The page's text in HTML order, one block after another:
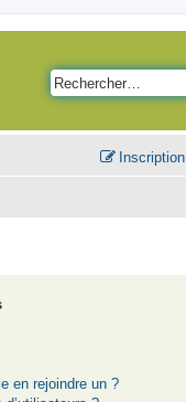
Inscription
en rejoindre un ?